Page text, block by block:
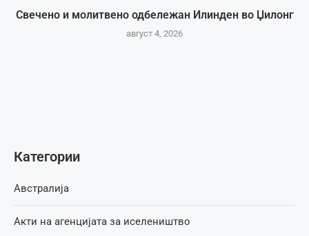
Свечено и молитвено одбележан Илинден во Џилонг
август 4, 2026
Категории
Австралија
Акти на агенцијата за иселеништво